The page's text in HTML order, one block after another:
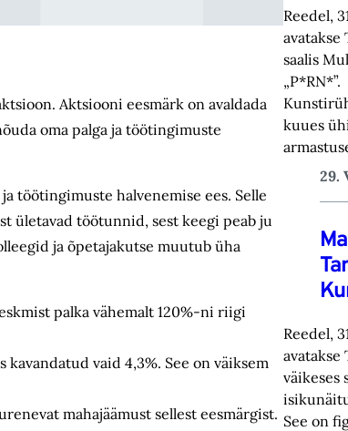
Aktsiooni eesmärk on avaldada
oma palga ja töötingimuste
töötingimuste halvenemise ees. Selle
ületavad töötunnid, sest keegi peab ju
ja õpetajakutse muutub üha
palka vähemalt 120%-ni riigi
vaid 4,3%. See on väiksem
mahajäämust sellest eesmärgist.
Reedel,
avatakse
saalis
„P*RN*”.
kuues
29.
Reedel,
avatakse
väikeses
See on